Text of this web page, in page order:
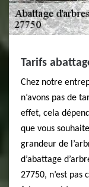
Tarifs
Chez notre
n’avons pas de
effet, cela
que vous
grandeur de
d’abattage
27750, n’est pas